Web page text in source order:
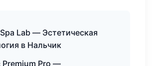
Lab — Эстетическая
в Нальчик
Premium Pro —